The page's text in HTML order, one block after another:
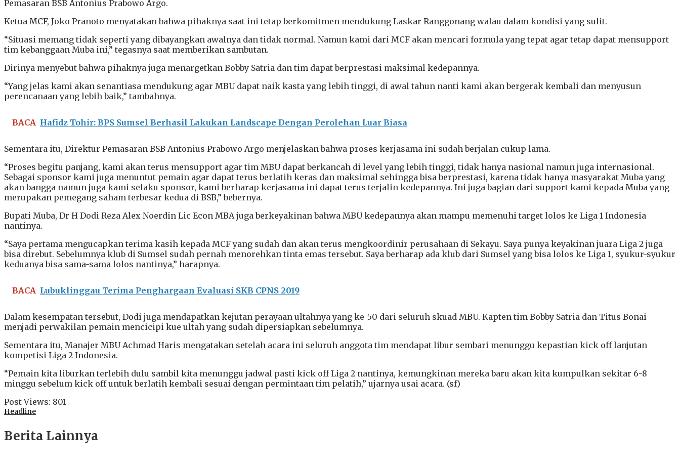
Pemasaran BSB Antonius Prabowo Argo.
Ketua MCF, Joko Pranoto menyatakan bahwa pihaknya saat ini tetap berkomitmen mendukung Laskar Ranggonang walau dalam kondisi yang sulit.
“Situasi memang tidak seperti yang dibayangkan awalnya dan tidak normal. Namun kami dari MCF akan mencari formula yang tepat agar tetap dapat mensupport
tim kebanggaan Muba ini,” tegasnya saat memberikan sambutan.
Dirinya menyebut bahwa pihaknya juga menargetkan Bobby Satria dan tim dapat berprestasi maksimal kedepannya.
“Yang jelas kami akan senantiasa mendukung agar MBU dapat naik kasta yang lebih tinggi, di awal tahun nanti kami akan bergerak kembali dan menyusun
perencanaan yang lebih baik,” tambahnya.
BACA Hafidz Tohir: BPS Sumsel Berhasil Lakukan Landscape Dengan Perolehan Luar Biasa
Sementara itu, Direktur Pemasaran BSB Antonius Prabowo Argo menjelaskan bahwa proses kerjasama ini sudah berjalan cukup lama.
“Proses begitu panjang, kami akan terus mensupport agar tim MBU dapat berkancah di level yang lebih tinggi, tidak hanya nasional namun juga internasional.
Sebagai sponsor kami juga menuntut pemain agar dapat terus berlatih keras dan maksimal sehingga bisa berprestasi, karena tidak hanya masyarakat Muba yang
akan bangga namun juga kami selaku sponsor, kami berharap kerjasama ini dapat terus terjalin kedepannya. Ini juga bagian dari support kami kepada Muba yang
merupakan pemegang saham terbesar kedua di BSB,” bebernya.
Bupati Muba, Dr H Dodi Reza Alex Noerdin Lic Econ MBA juga berkeyakinan bahwa MBU kedepannya akan mampu memenuhi target lolos ke Liga 1 Indonesia
nantinya.
“Saya pertama mengucapkan terima kasih kepada MCF yang sudah dan akan terus mengkoordinir perusahaan di Sekayu. Saya punya keyakinan juara Liga 2 juga
bisa direbut. Sebelumnya klub di Sumsel sudah pernah menorehkan tinta emas tersebut. Saya berharap ada klub dari Sumsel yang bisa lolos ke Liga 1, syukur-syukur
keduanya bisa sama-sama lolos nantinya,” harapnya.
BACA Lubuklinggau Terima Penghargaan Evaluasi SKB CPNS 2019
Dalam kesempatan tersebut, Dodi juga mendapatkan kejutan perayaan ultahnya yang ke-50 dari seluruh skuad MBU. Kapten tim Bobby Satria dan Titus Bonai
menjadi perwakilan pemain mencicipi kue ultah yang sudah dipersiapkan sebelumnya.
Sementara itu, Manajer MBU Achmad Haris mengatakan setelah acara ini seluruh anggota tim mendapat libur sembari menunggu kepastian kick off lanjutan
kompetisi Liga 2 Indonesia.
“Pemain kita liburkan terlebih dulu sambil kita menunggu jadwal pasti kick off Liga 2 nantinya, kemungkinan mereka baru akan kita kumpulkan sekitar 6-8
minggu sebelum kick off untuk berlatih kembali sesuai dengan permintaan tim pelatih,” ujarnya usai acara. (sf)
Post Views: 801
Headline
Berita Lainnya